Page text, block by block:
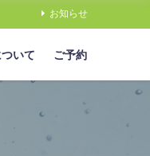
お知らせ
いて ご予約